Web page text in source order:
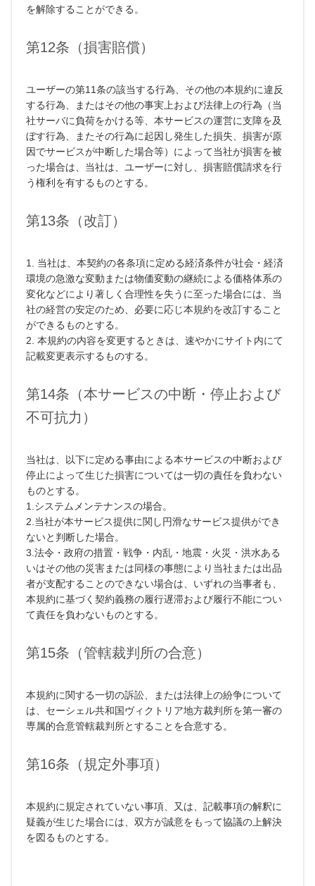
を解除することができる。
第12条（損害賠償）
ユーザーの第11条の該当する行為、その他の本規約に違反
する行為、またはその他の事実上および法律上の行為（当
社サーバに負荷をかける等、本サービスの運営に支障を及
ぼす行為、またその行為に起因し発生した損失、損害が原
因でサービスが中断した場合等）によって当社が損害を被
った場合は、当社は、ユーザーに対し、損害賠償請求を行
う権利を有するものとする。
第13条（改訂）
1. 当社は、本契約の各条項に定める経済条件が社会・経済
環境の急激な変動または物価変動の継続による価格体系の
変化などにより著しく合理性を失うに至った場合には、当
社の経営の安定のため、必要に応じ本規約を改訂すること
ができるものとする。
2. 本規約の内容を変更するときは、速やかにサイト内にて
記載変更表示するものする。
第14条（本サービスの中断・停止および
不可抗力）
当社は、以下に定める事由による本サービスの中断および
停止によって生じた損害については一切の責任を負わない
ものとする。
1.システムメンテナンスの場合。
2.当社が本サービス提供に関し円滑なサービス提供ができ
ないと判断した場合。
3.法令・政府の措置・戦争・内乱・地震・火災・洪水ある
いはその他の災害または同様の事態により当社または出品
者が支配することのできない場合は、いずれの当事者も、
本規約に基づく契約義務の履行遅滞および履行不能につい
て責任を負わないものとする。
第15条（管轄裁判所の合意）
本規約に関する一切の訴訟、または法律上の紛争について
は、セーシェル共和国ヴィクトリア地方裁判所を第一審の
専属的合意管轄裁判所とすることを合意する。
第16条（規定外事項）
本規約に規定されていない事項、又は、記載事項の解釈に
疑義が生じた場合には、双方が誠意をもって協議の上解決
を図るものとする。